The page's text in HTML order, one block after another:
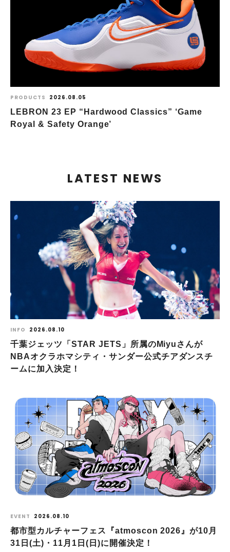
PRODUCTS 2026.08.05
LEBRON 23 EP “Hardwood Classics” ‘Game
Royal & Safety Orange’
LATEST NEWS
INFO 2026.08.10
千葉ジェッツ「STAR JETS」所属のMiyuさんが
NBAオクラホマシティ・サンダー公式チアダンスチ
ームに加入決定！
EVENT 2026.08.10
都市型カルチャーフェス『atmoscon 2026』が10月
31日(土)・11月1日(日)に開催決定！